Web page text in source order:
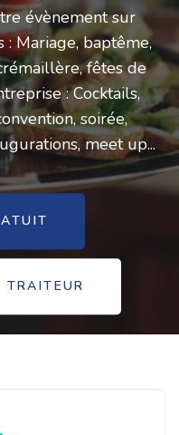
évènement sur
: Mariage, baptême,
fêtes de
: Cocktails,
soirée,
meet up...
TRAITEUR